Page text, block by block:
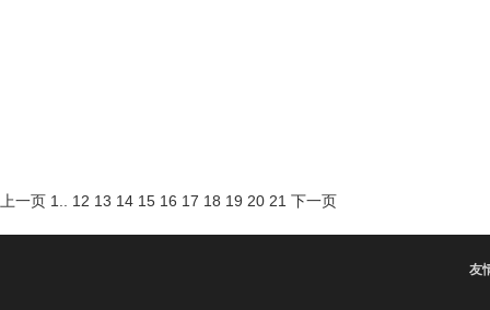
上一页 1 12 13 14 15 16 17 18 19 20 21 下一页
友